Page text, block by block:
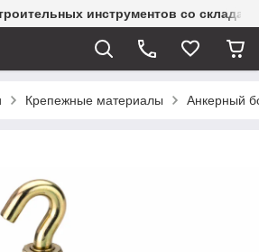
инструментов со склада
Крепежные материалы Анкерный